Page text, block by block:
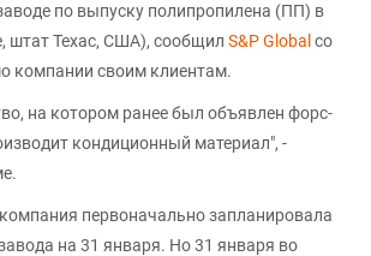
по выпуску полипропилена (ПП) в
штат Техас, США), сообщил S&P Global со
компании своим клиентам.
на котором ранее был объявлен форс-
кондиционный материал", -
первоначально запланировала
на 31 января. Но 31 января во